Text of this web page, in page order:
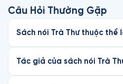
Câu Hỏi Thường Gặp
Sách nói Trà Thư thuộc thể
Tác giả của sách nói Trà